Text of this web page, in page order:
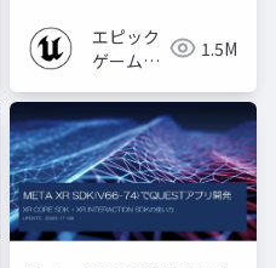
エピック
ゲームズ
1.5M